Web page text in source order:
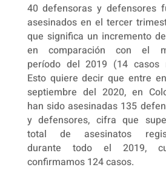
40 defensoras y defensores
asesinados en el tercer
que significa un incremento
en comparación con el
período del 2019 (14 casos
Esto quiere decir que entre
septiembre del 2020, en
han sido asesinadas 135
y defensores, cifra que
total de asesinatos
durante todo el 2019,
confirmamos 124 casos.